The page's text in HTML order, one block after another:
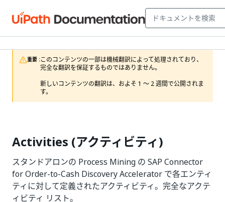
重要 :このコンテンツの一部は機械翻訳によって処理されており、
完全な翻訳を保証するものではありません。
新しいコンテンツの翻訳は、およそ 1 ～ 2 週間で公開されま
す。
Activities (アクティビティ)
スタンドアロンの Process Mining の SAP Connector
for Order-to-Cash Discovery Accelerator で各エンティ
ティに対して定義されたアクティビティ。完全なアクテ
ィビティ リスト。